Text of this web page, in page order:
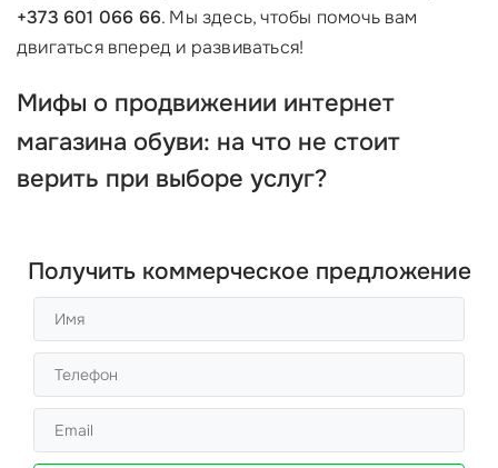
+373 601 066 66. Мы здесь, чтобы помочь вам
двигаться вперед и развиваться!
Мифы о продвижении интернет
магазина обуви: на что не стоит
верить при выборе услуг?
Получить коммерческое предложение